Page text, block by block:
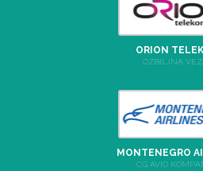
ORION
OZBILJNA
MONTENEGRO
CG AVIO